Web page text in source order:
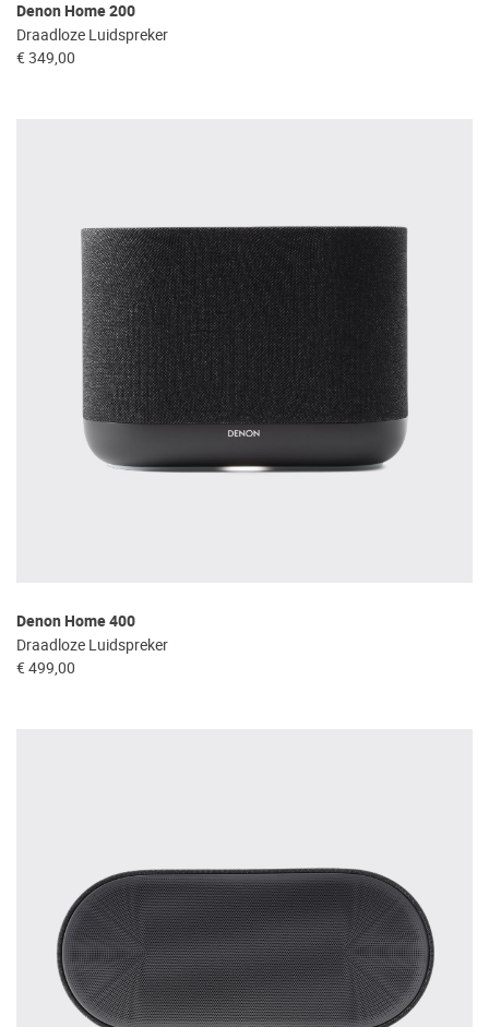
Denon Home 200
Draadloze Luidspreker
€ 349,00
Denon Home 400
Draadloze Luidspreker
€ 499,00